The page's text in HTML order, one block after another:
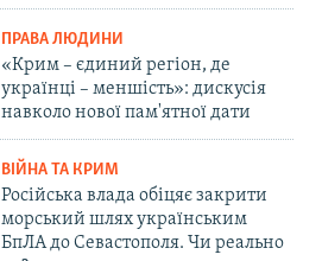
ПРАВА ЛЮДИНИ
«Крим – єдиний регіон, де
українці – меншість»: дискусія
навколо нової пам'ятної дати
ВІЙНА ТА КРИМ
Російська влада обіцяє закрити
морський шлях українським
БпЛА до Севастополя. Чи реально